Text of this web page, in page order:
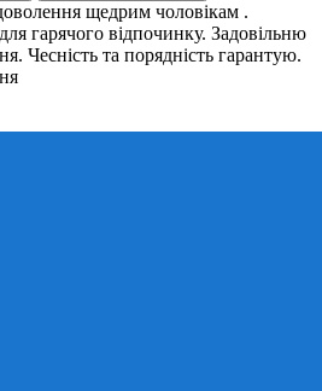
щедрим чоловікам .
гарячого відпочинку. Задовільню
Чесність та порядність гарантую.